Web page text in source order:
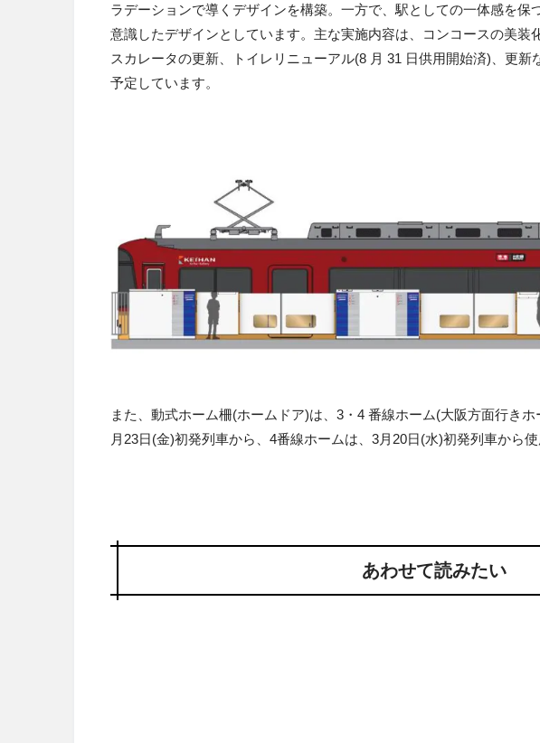
ラデーションで導くデザインを構築。一方で、駅としての一体感を保
意識したデザインとしています。主な実施内容は、コンコースの美装
スカレータの更新、トイレリニューアル(8 月 31 日供用開始済)、更新
予定しています。
また、動式ホーム柵(ホームドア)は、3・4 番線ホーム(大阪方面行き
月23日(金)初発列車から、4番線ホームは、3月20日(水)初発列車から使
あわせて読みたい